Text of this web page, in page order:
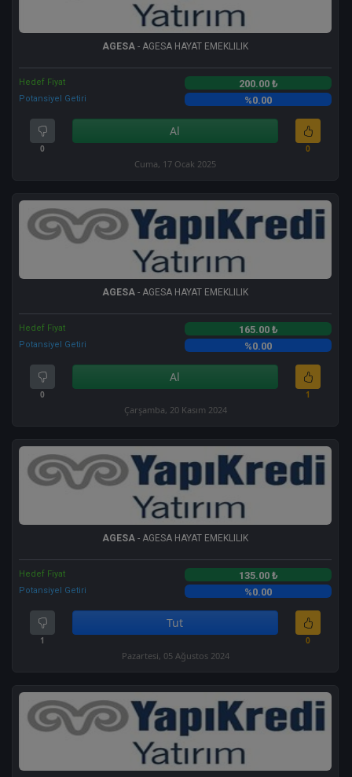
AGESA - AGESA HAYAT EMEKLILIK
Hedef Fiyat 200.00 ₺
Potansiyel Getiri %0.00
0
Al
0
Cuma, 17 Ocak 2025
AGESA - AGESA HAYAT EMEKLILIK
Hedef Fiyat 165.00 ₺
Potansiyel Getiri %0.00
0
Al
1
Çarşamba, 20 Kasım 2024
AGESA - AGESA HAYAT EMEKLILIK
Hedef Fiyat 135.00 ₺
Potansiyel Getiri %0.00
1
Tut
0
Pazartesi, 05 Ağustos 2024